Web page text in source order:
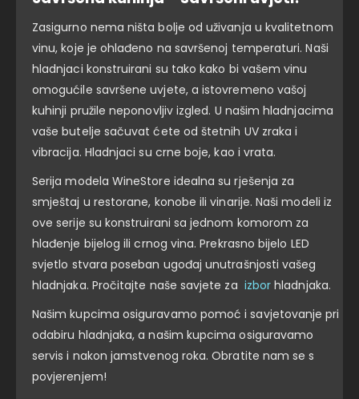
Zasigurno nema ništa bolje od uživanja u kvalitetnom
vinu, koje je ohlađeno na savršenoj temperaturi. Naši
hladnjaci konstruirani su tako kako bi vašem vinu
omogućile savršene uvjete, a istovremeno vašoj
kuhinji pružile neponovljiv izgled. U našim hladnjacima
vaše butelje sačuvat ćete od štetnih UV zraka i
vibracija. Hladnjaci su crne boje, kao i vrata.
Serija modela WineStore idealna su rješenja za
smještaj u restorane, konobe ili vinarije. Naši modeli iz
ove serije su konstruirani sa jednom komorom za
hlađenje bijelog ili crnog vina. Prekrasno bijelo LED
svjetlo stvara poseban ugođaj unutrašnjosti vašeg
hladnjaka. Pročitajte naše savjete za izbor hladnjaka.
Našim kupcima osiguravamo pomoć i savjetovanje pri
odabiru hladnjaka, a našim kupcima osiguravamo
servis i nakon jamstvenog roka. Obratite nam se s
povjerenjem!